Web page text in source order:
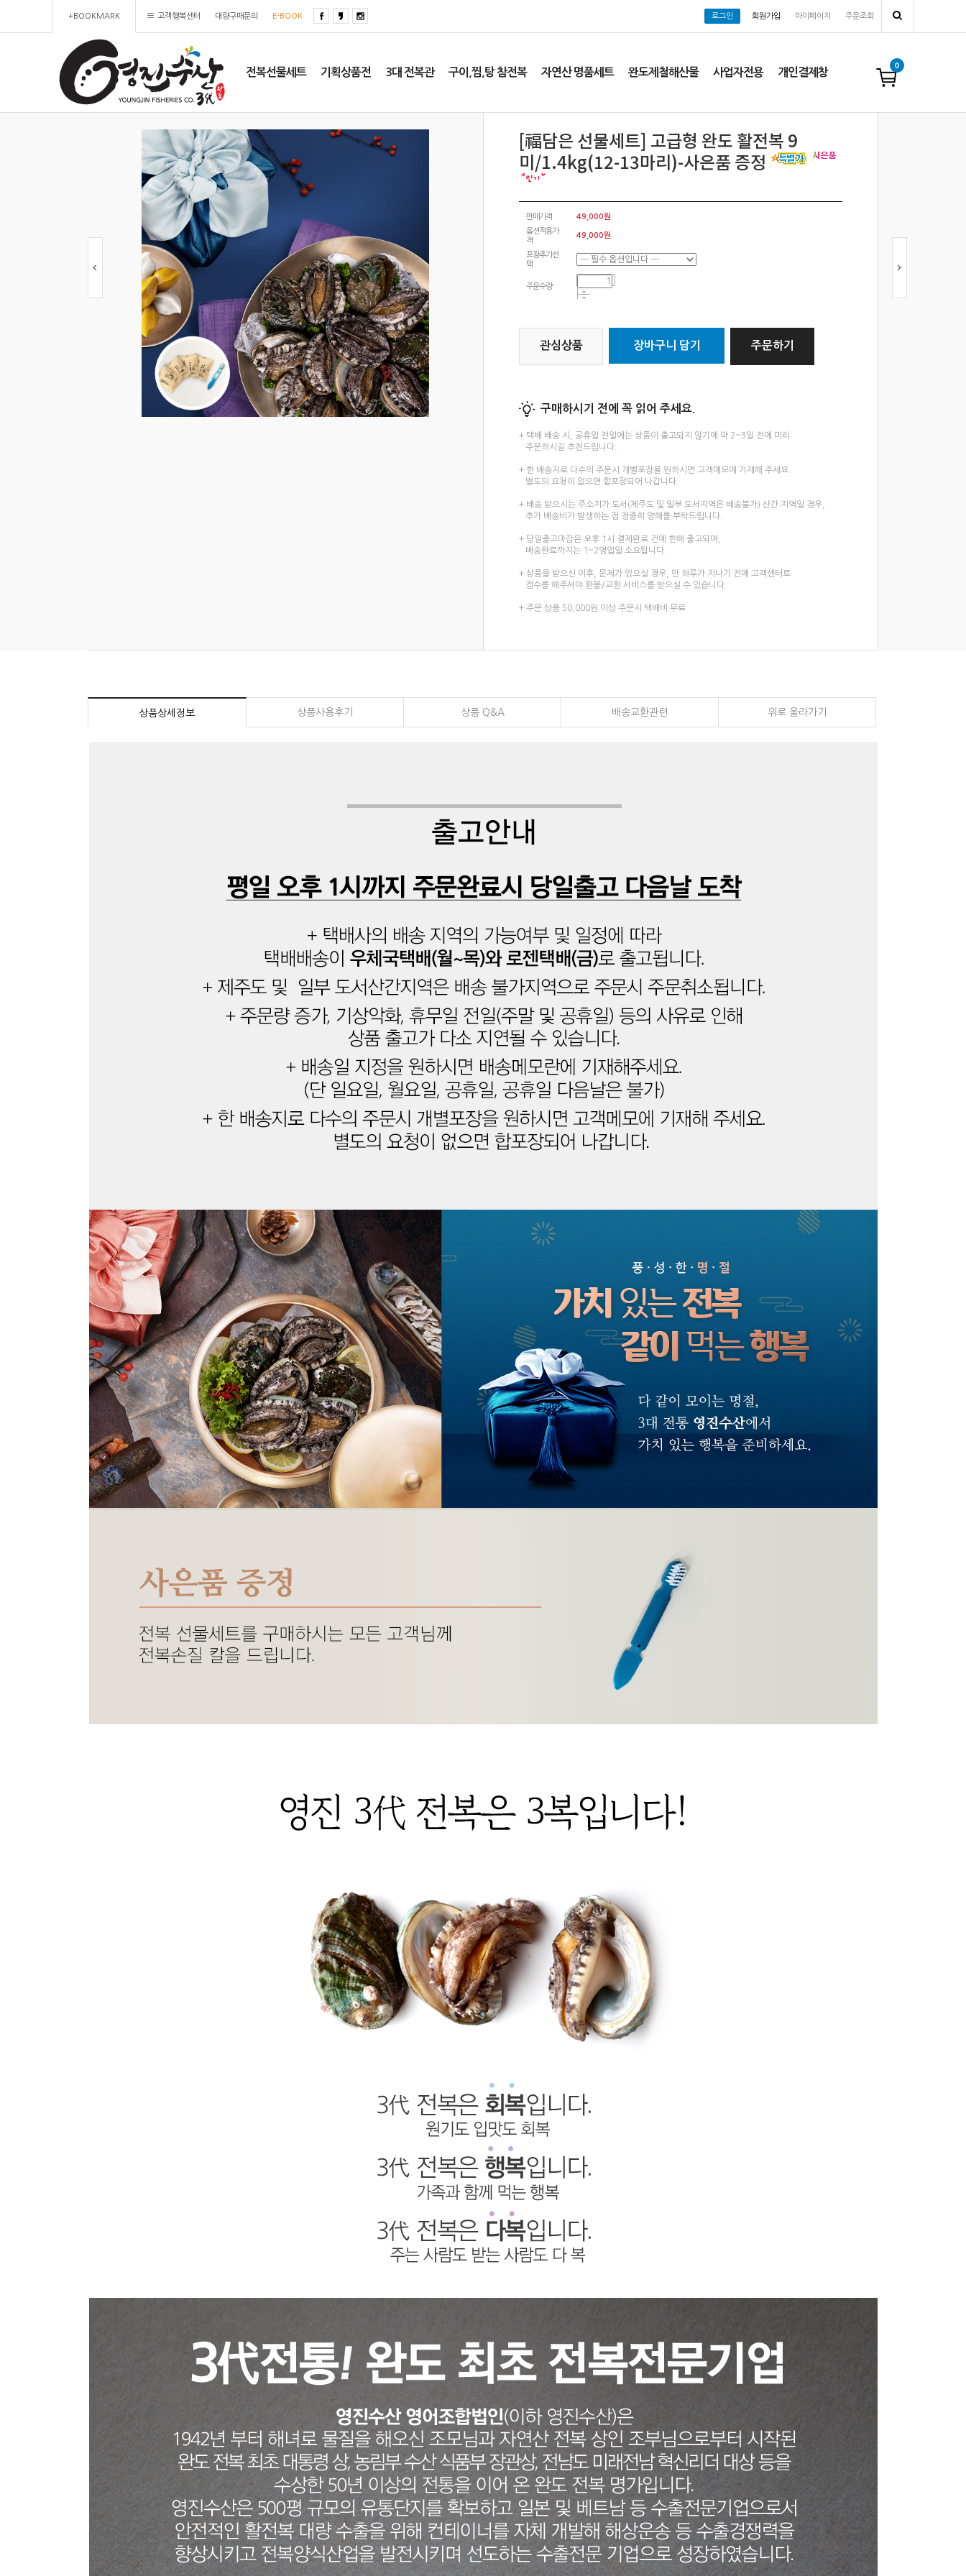
+BOOKMARK 고객행복센터 대량구매문의 E-BOOK 로그인 회원가입 마이페이지 주문조회
전복선물세트 기획상품전 3대 전복관 구이,찜,탕 참전복 자연산 명품세트 완도제철해산물 사업자전용 개인결제창
0
[福담은 선물세트] 고급형 완도 활전복 9
미/1.4kg(12-13마리)-사은품 증정
판매가격
49,000원
옵션적용가
격
49,000원
포장추가선
택
주문수량
관심상품 장바구니 담기 주문하기
구매하시기 전에 꼭 읽어 주세요.
+ 택배 배송 시, 공휴일 전일에는 상품이 출고되지 않기에 약 2~3일 전에 미리
주문하시길 추천드립니다.
+ 한 배송지로 다수의 주문시 개별포장을 원하시면 고객메모에 기재해 주세요.
별도의 요청이 없으면 합포장되어 나갑니다.
+ 배송 받으시는 주소지가 도서(제주도 및 일부 도서지역은 배송불가) 산간 지역일 경우,
추가 배송비가 발생하는 점 정중히 양해를 부탁드립니다.
+ 당일출고마감은 오후 1시 결제완료 건에 한해 출고되며,
배송완료까지는 1~2영업일 소요됩니다.
+ 상품을 받으신 이후, 문제가 있으실 경우, 만 하루가 지나기 전에 고객센터로
접수를 해주셔야 환불/교환 서비스를 받으실 수 있습니다.
+ 주문 상품 50,000원 이상 주문시 택배비 무료
상품상세정보 상품사용후기 상품 Q&A 배송교환관련 위로 올라가기